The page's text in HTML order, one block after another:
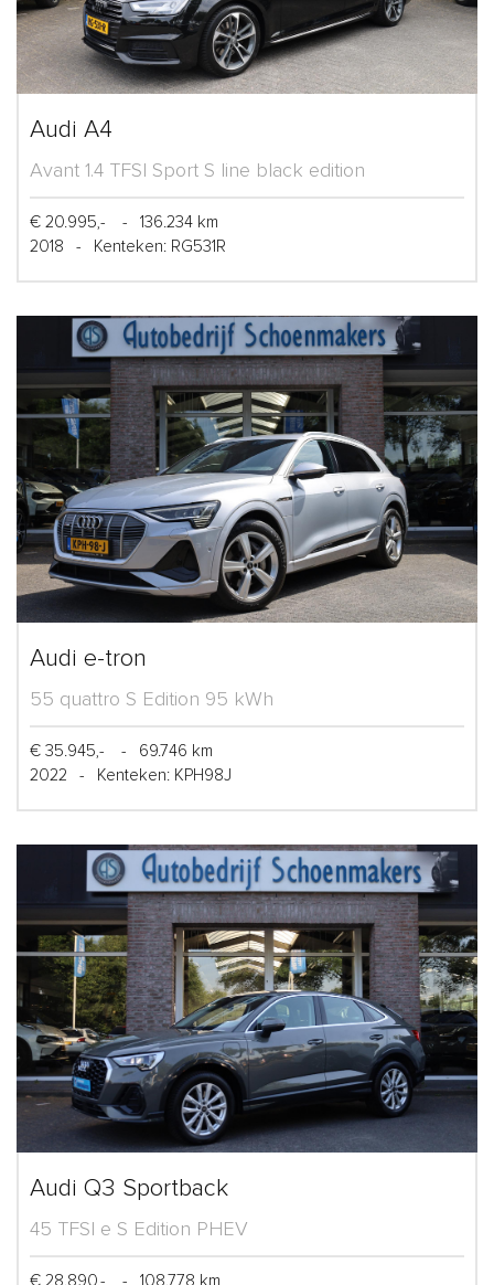
Audi A4
Avant 1.4 TFSI Sport S line black edition
€ 20.995,- -
136.234 km
2018
- Kenteken: RG531R
Audi e-tron
55 quattro S Edition 95 kWh
€ 35.945,- -
69.746 km
2022
- Kenteken: KPH98J
Audi Q3 Sportback
45 TFSI e S Edition PHEV
€ 28.890,- -
108.778 km